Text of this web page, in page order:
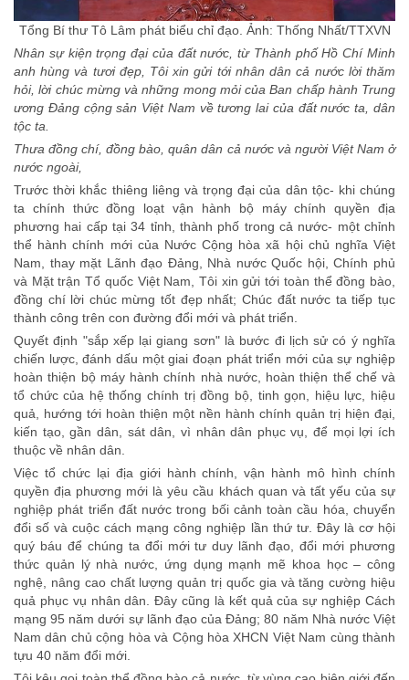
Tổng Bí thư Tô Lâm phát biểu chỉ đạo. Ảnh: Thống Nhất/TTXVN
Nhân sự kiện trọng đại của đất nước, từ Thành phố Hồ Chí Minh
anh hùng và tươi đẹp, Tôi xin gửi tới nhân dân cả nước lời thăm
hỏi, lời chúc mừng và những mong mỏi của Ban chấp hành Trung
ương Đảng cộng sản Việt Nam về tương lai của đất nước ta, dân
tộc ta.
Thưa đồng chí, đồng bào, quân dân cả nước và người Việt Nam ở
nước ngoài,
Trước thời khắc thiêng liêng và trọng đại của dân tộc- khi chúng
ta chính thức đồng loạt vận hành bộ máy chính quyền địa
phương hai cấp tại 34 tỉnh, thành phố trong cả nước- một chỉnh
thể hành chính mới của Nước Cộng hòa xã hội chủ nghĩa Việt
Nam, thay mặt Lãnh đạo Đảng, Nhà nước Quốc hội, Chính phủ
và Mặt trận Tổ quốc Việt Nam, Tôi xin gửi tới toàn thể đồng bào,
đồng chí lời chúc mừng tốt đẹp nhất; Chúc đất nước ta tiếp tục
thành công trên con đường đổi mới và phát triển.
Quyết định "sắp xếp lại giang sơn" là bước đi lịch sử có ý nghĩa
chiến lược, đánh dấu một giai đoạn phát triển mới của sự nghiệp
hoàn thiện bộ máy hành chính nhà nước, hoàn thiện thể chế và
tổ chức của hệ thống chính trị đồng bộ, tinh gọn, hiệu lực, hiệu
quả, hướng tới hoàn thiện một nền hành chính quản trị hiện đại,
kiến tạo, gần dân, sát dân, vì nhân dân phục vụ, để mọi lợi ích
thuộc về nhân dân.
Việc tổ chức lại địa giới hành chính, vận hành mô hình chính
quyền địa phương mới là yêu cầu khách quan và tất yếu của sự
nghiệp phát triển đất nước trong bối cảnh toàn cầu hóa, chuyển
đổi số và cuộc cách mạng công nghiệp lần thứ tư. Đây là cơ hội
quý báu để chúng ta đổi mới tư duy lãnh đạo, đổi mới phương
thức quản lý nhà nước, ứng dụng mạnh mẽ khoa học – công
nghệ, nâng cao chất lượng quản trị quốc gia và tăng cường hiệu
quả phục vụ nhân dân. Đây cũng là kết quả của sự nghiệp Cách
mạng 95 năm dưới sự lãnh đạo của Đảng; 80 năm Nhà nước Việt
Nam dân chủ cộng hòa và Cộng hòa XHCN Việt Nam cùng thành
tựu 40 năm đổi mới.